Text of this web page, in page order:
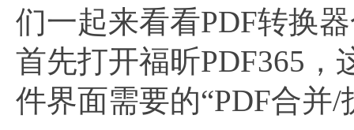
们一起来看看PDF转换
首先打开福昕PDF365
件界面需要的“PDF合并/